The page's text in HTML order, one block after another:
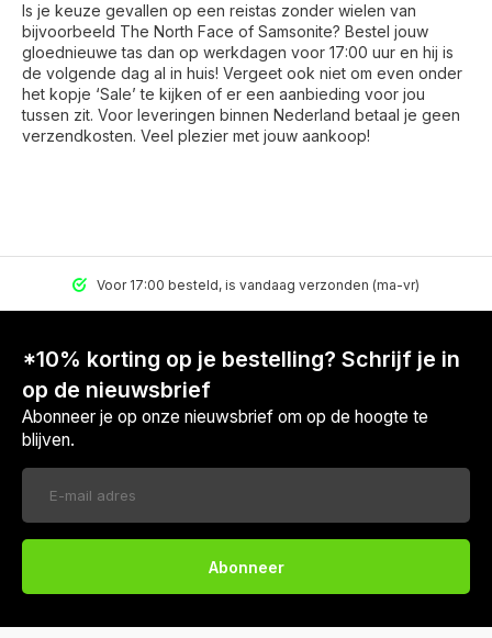
Is je keuze gevallen op een reistas zonder wielen van
bijvoorbeeld The North Face of Samsonite? Bestel jouw
gloednieuwe tas dan op werkdagen voor 17:00 uur en hij is
de volgende dag al in huis! Vergeet ook niet om even onder
het kopje ‘Sale’ te kijken of er een aanbieding voor jou
tussen zit. Voor leveringen binnen Nederland betaal je geen
verzendkosten. Veel plezier met jouw aankoop!
Voor 17:00 besteld, is vandaag verzonden (ma-vr)
*10% korting op je bestelling? Schrijf je in
op de nieuwsbrief
Abonneer je op onze nieuwsbrief om op de hoogte te
blijven.
Abonneer